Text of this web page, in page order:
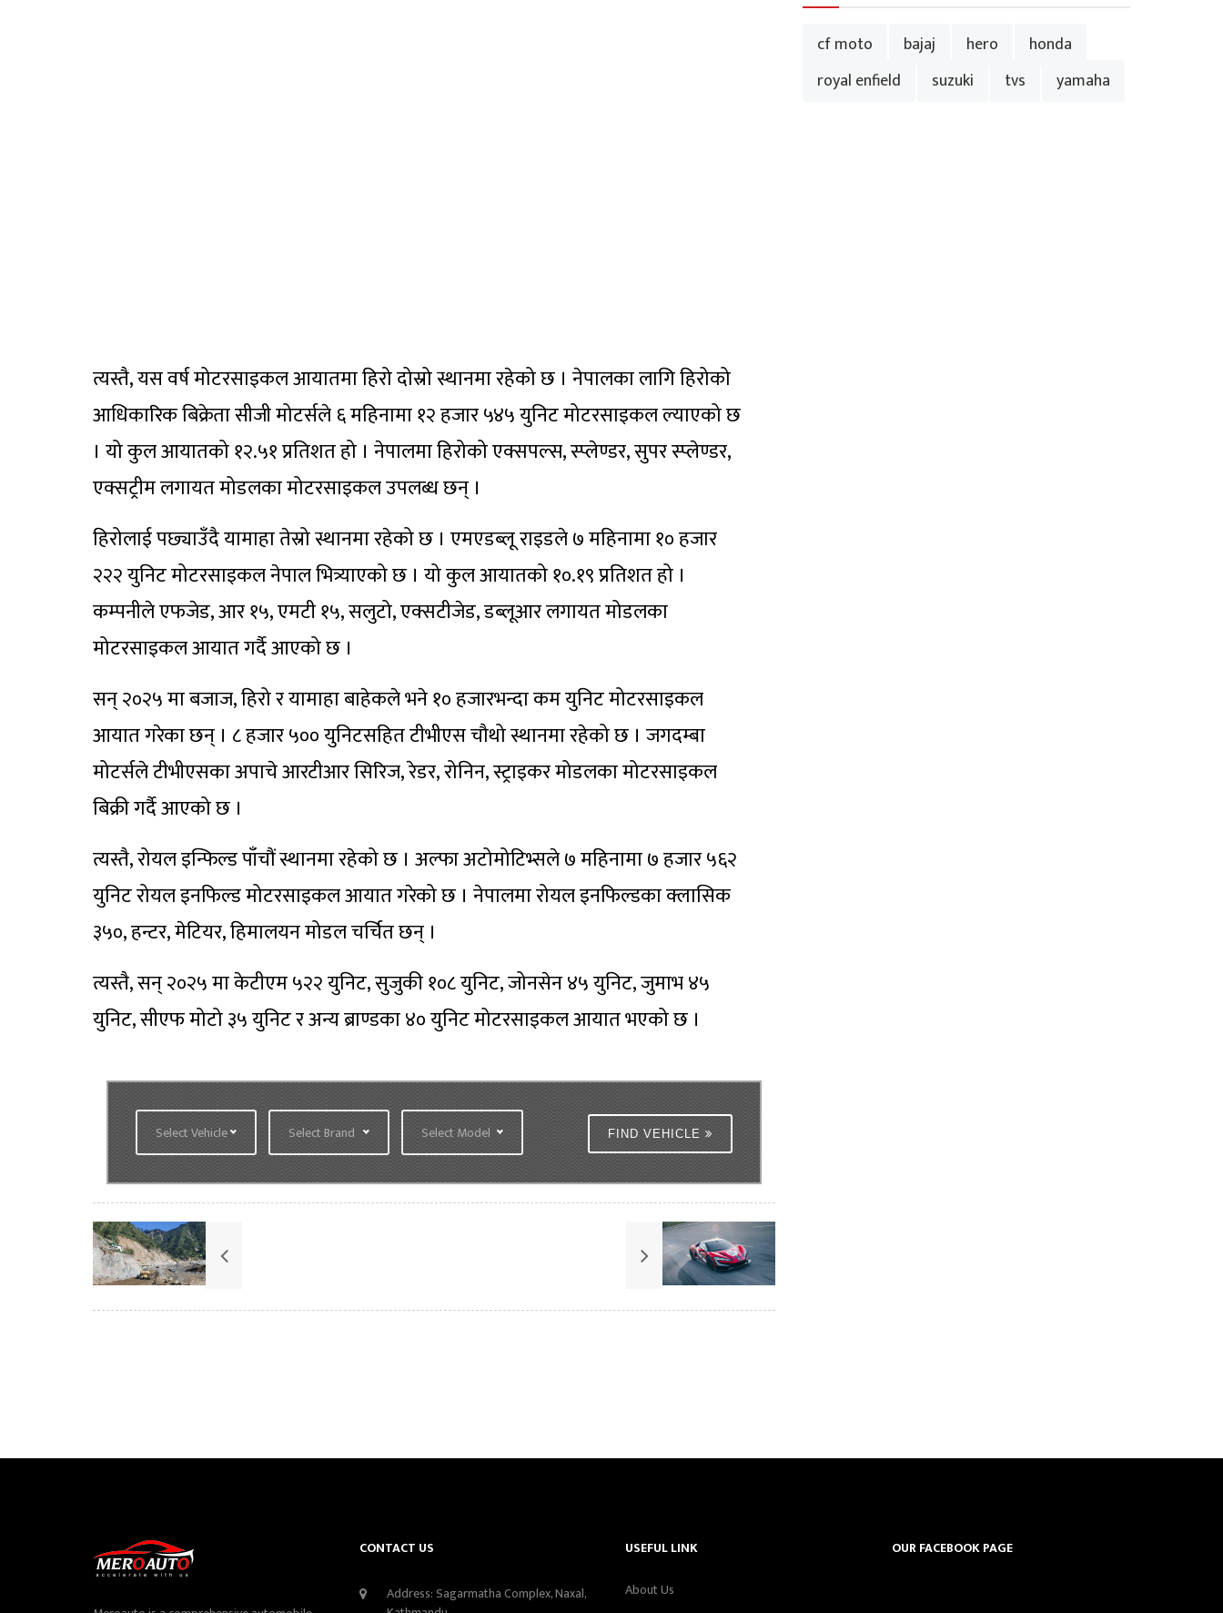
त्यस्तै, यस वर्ष मोटरसाइकल आयातमा हिरो दोस्रो स्थानमा रहेको छ । नेपालका लागि हिरोको
आधिकारिक बिक्रेता सीजी मोटर्सले ६ महिनामा १२ हजार ५४५ युनिट मोटरसाइकल ल्याएको छ
। यो कुल आयातको १२.५१ प्रतिशत हो । नेपालमा हिरोको एक्सपल्स, स्प्लेण्डर, सुपर स्प्लेण्डर,
एक्सट्रीम लगायत मोडलका मोटरसाइकल उपलब्ध छन् ।
हिरोलाई पछ्याउँदै यामाहा तेस्रो स्थानमा रहेको छ । एमएडब्लू राइडले ७ महिनामा १० हजार
२२२ युनिट मोटरसाइकल नेपाल भित्र्याएको छ । यो कुल आयातको १०.१९ प्रतिशत हो ।
कम्पनीले एफजेड, आर १५, एमटी १५, सलुटो, एक्सटीजेड, डब्लूआर लगायत मोडलका
मोटरसाइकल आयात गर्दै आएको छ ।
सन् २०२५ मा बजाज, हिरो र यामाहा बाहेकले भने १० हजारभन्दा कम युनिट मोटरसाइकल
आयात गरेका छन् । ८ हजार ५०० युनिटसहित टीभीएस चौथो स्थानमा रहेको छ । जगदम्बा
मोटर्सले टीभीएसका अपाचे आरटीआर सिरिज, रेडर, रोनिन, स्ट्राइकर मोडलका मोटरसाइकल
बिक्री गर्दै आएको छ ।
त्यस्तै, रोयल इन्फिल्ड पाँचौं स्थानमा रहेको छ । अल्फा अटोमोटिभ्सले ७ महिनामा ७ हजार ५६२
युनिट रोयल इनफिल्ड मोटरसाइकल आयात गरेको छ । नेपालमा रोयल इनफिल्डका क्लासिक
३५०, हन्टर, मेटियर, हिमालयन मोडल चर्चित छन् ।
त्यस्तै, सन् २०२५ मा केटीएम ५२२ युनिट, सुजुकी १०८ युनिट, जोनसेन ४५ युनिट, जुमाभ ४५
युनिट, सीएफ मोटो ३५ युनिट र अन्य ब्राण्डका ४० युनिट मोटरसाइकल आयात भएको छ ।
Select Vehicle Select Brand Select Model FIND VEHICLE
cf moto bajaj hero
honda
royal enfield
suzuki tvs yamaha
CONTACT US
Address: Sagarmatha Complex, Naxal,
USEFUL LINK
About Us
OUR FACEBOOK PAGE